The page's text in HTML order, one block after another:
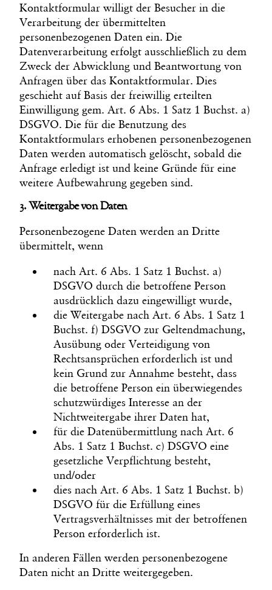
Kontaktformular willigt der Besucher in die
Verarbeitung der übermittelten
personenbezogenen Daten ein. Die
Datenverarbeitung erfolgt ausschließlich zu dem
Zweck der Abwicklung und Beantwortung von
Anfragen über das Kontaktformular. Dies
geschieht auf Basis der freiwillig erteilten
Einwilligung gem. Art. 6 Abs. 1 Satz 1 Buchst. a)
DSGVO. Die für die Benutzung des
Kontaktformulars erhobenen personenbezogenen
Daten werden automatisch gelöscht, sobald die
Anfrage erledigt ist und keine Gründe für eine
weitere Aufbewahrung gegeben sind.
3. Weitergabe von Daten
Personenbezogene Daten werden an Dritte
übermittelt, wenn
nach Art. 6 Abs. 1 Satz 1 Buchst. a)
DSGVO durch die betroffene Person
ausdrücklich dazu eingewilligt wurde,
die Weitergabe nach Art. 6 Abs. 1 Satz 1
Buchst. f) DSGVO zur Geltendmachung,
Ausübung oder Verteidigung von
Rechtsansprüchen erforderlich ist und
kein Grund zur Annahme besteht, dass
die betroffene Person ein überwiegendes
schutzwürdiges Interesse an der
Nichtweitergabe ihrer Daten hat,
für die Datenübermittlung nach Art. 6
Abs. 1 Satz 1 Buchst. c) DSGVO eine
gesetzliche Verpflichtung besteht,
und/oder
dies nach Art. 6 Abs. 1 Satz 1 Buchst. b)
DSGVO für die Erfüllung eines
Vertragsverhältnisses mit der betroffenen
Person erforderlich ist.
In anderen Fällen werden personenbezogene
Daten nicht an Dritte weitergegeben.